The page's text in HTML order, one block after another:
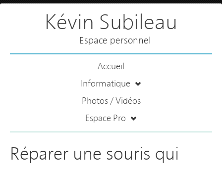
Kévin Subileau
Espace personnel
Accueil
Informatique
Photos / Vidéos
Espace Pro
Réparer une souris qui